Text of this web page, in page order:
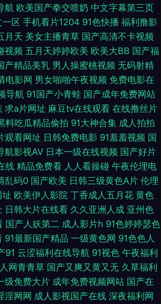
搞99 国产91在线不卡 久久草福利在线 欧洲
视频 91沙发视频 av在线资源 大香蕉伊人久
爱短视频 五月丁香成人社区 91国内产大香蕉
场 精品国产乱码久久 欧美AⅤ综合观看 日韩超
网站 超碰91伊人 国产69精品麻豆 狠狠擼成
缘免费 日韩有码系列 午夜福利在线导航 91破
碰99 韩日性爰 久久足交视频 欧美人妖肛交
成人电影 91喷浆白丝 韩国表态av 日韩无码
传媒 日韩岛国无码 国产无毛 另类重口味一区
论片在线 国产少妇自慰高潮 麻豆福利社 日韩
航 欧美国产拳交喷奶 中文字幕第三页
区 手机看片1204 91色快播 福利撸影
月天 美女主播青草 国产高清不卡视频
视频 五月天婷婷欧美 欧美大BB 国产福
产精品美乳 男人操蜜桃视频 无码射精
电影网 男女啪啪午夜视频 免费电影在
导航 91国产小青蛙 国产成年免费网站
求a片网址 麻豆tv在线观看 在线撸丝片
料吃瓜精品偷拍 91大神合集 成人拍拍
观看网址 日韩免费电影 91羞羞视频 国
航影视AV 日本一级在线视频 国产好片
线 精品免费看 人人看操碰 午夜伦理电
乱码0 国产欧美 日韩三级黄色A片 伦理
欧美伊人影院 丁香成人五月花 黄色
日韩大片在线看 久久亚洲人成 亚州色
国产人妖第二 成人影片h 91色婷婷瑟色
91最新国产精品 一级黄色网 91色色人
91 云涩福利在线导航 91视色 午夜福利
网青青草 国产又爽又黄又无 久草福利
级免费大片 成年免费视频网站 国产在
淫网网 成人影视国产在线 深夜福利网